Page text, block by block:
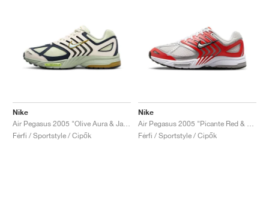
Nike
Férfi / Sportstyle / Cipők
Nike
Férfi / Sportstyle / Cipők